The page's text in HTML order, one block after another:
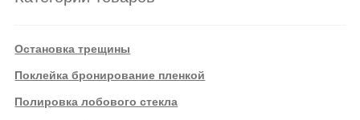
Остановка трещины
Поклейка бронирование пленкой
Полировка лобового стекла